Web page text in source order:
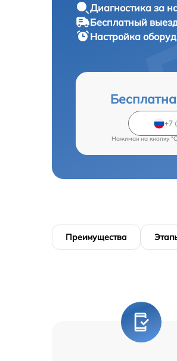
Диагностика за
Бесплатный
Настройка
Нажимая на кнопку
Преимущества